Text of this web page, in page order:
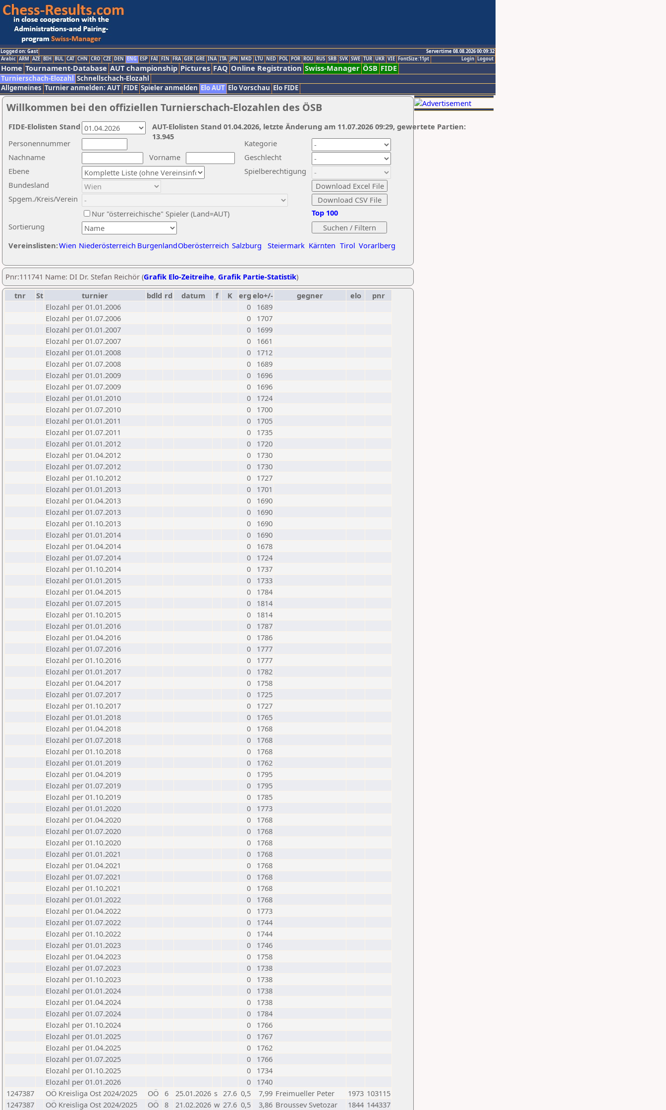
Logged on: Gast
Servertime 08.08.2026 00:09:32
Logout
Login
Arabic ARM AZE BIH BUL CAT CHN CRO CZE DEN ENG ESP FAI FIN FRA GER GRE INA ITA JPN MKD LTU NED POL POR ROU RUS SRB SVK SWE TUR UKR VIE FontSize:11pt
Home Tournament-Database AUT championship Pictures FAQ Online Registration Swiss-Manager ÖSB FIDE
Turnierschach-Elozahl Schnellschach-Elozahl
Allgemeines Turnier anmelden: AUT FIDE Spieler anmelden Elo AUT Elo Vorschau Elo FIDE
Willkommen bei den offiziellen Turnierschach-Elozahlen des ÖSB
Nachname
Vorname
Ebene
Kategorie
Sortierung
Personennummer
Bundesland
Spgem./Kreis/Verein
Geschlecht
Nur "österreichische" Spieler (Land=AUT)
Spielberechtigung
Vereinslisten:Wien Niederösterreich BurgenlandOberösterreich Salzburg Steiermark Kärnten Tirol Vorarlberg
Top 100
AUT-Elolisten Stand 01.04.2026, letzte Änderung am 11.07.2026 09:29, gewertete Partien:
13.945
FIDE-Elolisten Stand
Pnr:111741 Name: DI Dr. Stefan Reichör (Grafik Elo-Zeitreihe, Grafik Partie-Statistik)
tnr
St turnier bdld rd datum f K erg elo+/- gegner elo
pnr
Elozahl per 01.01.2006
0
1689
Elozahl per 01.07.2006
0
1707
Elozahl per 01.01.2007
0
1699
Elozahl per 01.07.2007
0
1661
Elozahl per 01.01.2008
0
1712
Elozahl per 01.07.2008
0
1689
Elozahl per 01.01.2009
0
1696
Elozahl per 01.07.2009
0
1696
Elozahl per 01.01.2010
0
1724
Elozahl per 01.07.2010
0
1700
Elozahl per 01.01.2011
0
1705
Elozahl per 01.07.2011
0
1735
Elozahl per 01.01.2012
0
1720
Elozahl per 01.04.2012
0
1730
Elozahl per 01.07.2012
0
1730
Elozahl per 01.10.2012
0
1727
Elozahl per 01.01.2013
0
1701
Elozahl per 01.04.2013
0
1690
Elozahl per 01.07.2013
0
1690
Elozahl per 01.10.2013
0
1690
Elozahl per 01.01.2014
0
1690
Elozahl per 01.04.2014
0
1678
Elozahl per 01.07.2014
0
1724
Elozahl per 01.10.2014
0
1737
Elozahl per 01.01.2015
0
1733
Elozahl per 01.04.2015
0
1784
Elozahl per 01.07.2015
0
1814
Elozahl per 01.10.2015
0
1814
Elozahl per 01.01.2016
0
1787
Elozahl per 01.04.2016
0
1786
Elozahl per 01.07.2016
0
1777
Elozahl per 01.10.2016
0
1777
Elozahl per 01.01.2017
0
1782
Elozahl per 01.04.2017
0
1758
Elozahl per 01.07.2017
0
1725
Elozahl per 01.10.2017
0
1727
Elozahl per 01.01.2018
0
1765
Elozahl per 01.04.2018
0
1768
Elozahl per 01.07.2018
0
1768
Elozahl per 01.10.2018
0
1768
Elozahl per 01.01.2019
0
1762
Elozahl per 01.04.2019
0
1795
Elozahl per 01.07.2019
0
1795
Elozahl per 01.10.2019
0
1785
Elozahl per 01.01.2020
0
1773
Elozahl per 01.04.2020
0
1768
Elozahl per 01.07.2020
0
1768
Elozahl per 01.10.2020
0
1768
Elozahl per 01.01.2021
0
1768
Elozahl per 01.04.2021
0
1768
Elozahl per 01.07.2021
0
1768
Elozahl per 01.10.2021
0
1768
Elozahl per 01.01.2022
0
1768
Elozahl per 01.04.2022
0
1773
Elozahl per 01.07.2022
0
1744
Elozahl per 01.10.2022
0
1744
Elozahl per 01.01.2023
0
1746
Elozahl per 01.04.2023
0
1758
Elozahl per 01.07.2023
0
1738
Elozahl per 01.10.2023
0
1738
Elozahl per 01.01.2024
0
1738
Elozahl per 01.04.2024
0
1738
Elozahl per 01.07.2024
0
1784
Elozahl per 01.10.2024
0
1766
Elozahl per 01.01.2025
0
1767
Elozahl per 01.04.2025
0
1762
Elozahl per 01.07.2025
0
1766
Elozahl per 01.10.2025
0
1734
Elozahl per 01.01.2026
0
1740
1247387
OÖ Kreisliga Ost 2024/2025 OÖ 6 25.01.2026 s 27.6 0,5 7,99 Freimueller Peter 1973 103115
1247387
OÖ Kreisliga Ost 2024/2025 OÖ 8 21.02.2026 w 27.6 0,5 3,86 Broussev Svetozar 1844 144337